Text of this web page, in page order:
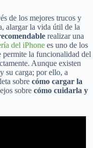
de los mejores trucos y
alargar la vida útil de la
realizar una
del iPhone es uno de los
permite la funcionalidad del
Aunque existen
su carga; por ello, a
sobre cómo cargar la
sobre cómo cuidarla y